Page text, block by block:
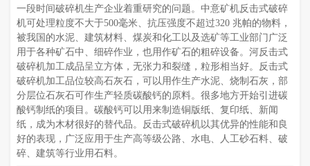
一段时间破碎机生产企业着重研究的问题。中意矿机反击式破碎
机可处理粒度不大于500毫米、抗压强度不超过320 兆帕的物料，
被我国的水泥、建筑材料、煤炭和化工以及选矿等工业部门广泛
用于各种矿石中、细碎作业，也用作矿石的粗碎设备。河反击式
破碎机加工成品呈立方体，无张力和裂缝，粒形相当好。反击式
破碎机加工品位较高石灰石，可以用作生产水泥、烧制石灰，部
分层位石灰石可作生产轻质碳酸钙的原料。很多地方开始引进碳
酸钙制纸的项目。碳酸钙可以用来制造铜版纸、复印纸、新闻
纸，成为木材很好的替代品。反击式破碎机以其优异的性能和良
好的表现，广泛应用于生产高等级公路、水电、人工砂石料、破
碎、建筑等行业用石料。